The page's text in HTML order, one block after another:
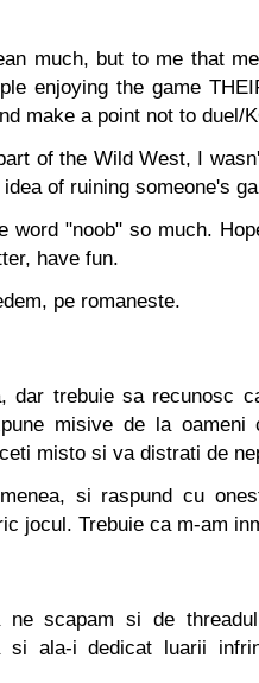
much, but to me that
enjoying the game
make a point not to duel/
of the Wild West, I
of ruining someone's
word "noob" so much.
have fun.
pe romaneste.
dar trebuie sa recunosc
misive de la oameni
misto si va distrati de
si raspund cu
jocul. Trebuie ca m-am
scapam si de
si ala-i dedicat luarii